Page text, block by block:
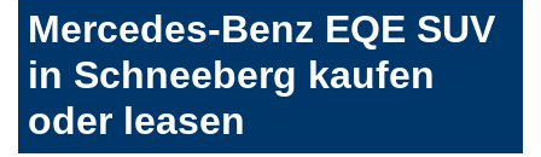
Mercedes-Benz EQE SUV
in Schneeberg kaufen
oder leasen